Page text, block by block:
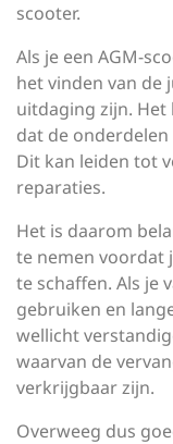
scooter.
Als je een AGM-
het vinden van de
uitdaging zijn.
dat de
Dit kan leiden tot
reparaties.
Het is daarom
te nemen voordat
te schaffen. Als je
gebruiken en
wellicht
waarvan de
verkrijgbaar zijn.
Overweeg dus